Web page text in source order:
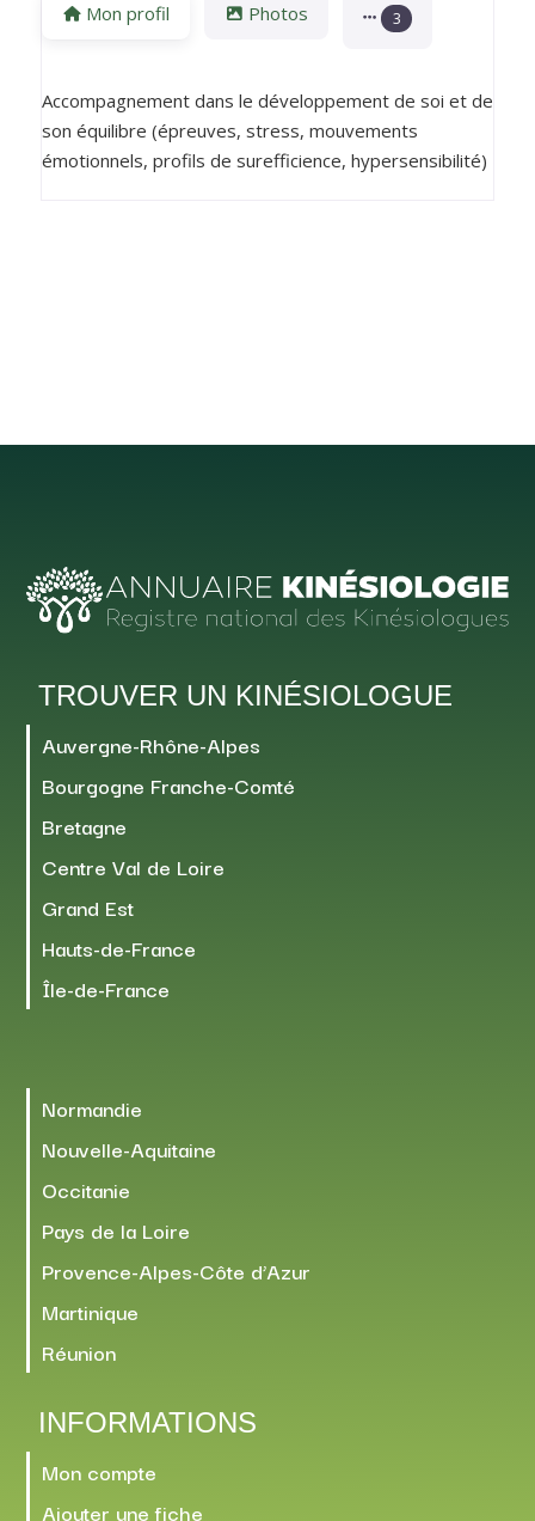
Mon profil Photos 3
Accompagnement dans le développement de soi et de
son équilibre (épreuves, stress, mouvements
émotionnels, profils de surefficience, hypersensibilité)
TROUVER UN KINÉSIOLOGUE
Auvergne-Rhône-Alpes
Bourgogne Franche-Comté
Bretagne
Centre Val de Loire
Grand Est
Hauts-de-France
Île-de-France
Normandie
Nouvelle-Aquitaine
Occitanie
Pays de la Loire
Provence-Alpes-Côte d’Azur
Martinique
Réunion
INFORMATIONS
Mon compte
Ajouter une fiche